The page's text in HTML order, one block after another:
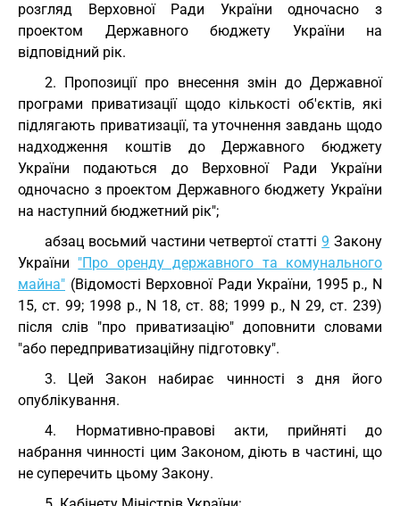
розгляд Верховної Ради України одночасно з
проектом Державного бюджету України на
відповідний рік.
2. Пропозиції про внесення змін до Державної
програми приватизації щодо кількості об'єктів, які
підлягають приватизації, та уточнення завдань щодо
надходження коштів до Державного бюджету
України подаються до Верховної Ради України
одночасно з проектом Державного бюджету України
на наступний бюджетний рік";
абзац восьмий частини четвертої статті9 Закону
України "Про оренду державного та комунального
майна" (Відомості Верховної Ради України, 1995 р., N
15, ст. 99; 1998 р., N 18, ст. 88; 1999 р., N 29, ст. 239)
після слів "про приватизацію" доповнити словами
"або передприватизаційну підготовку".
3. Цей Закон набирає чинності з дня його
опублікування.
4. Нормативно-правові акти, прийняті до
набрання чинності цим Законом, діють в частині, що
не суперечить цьому Закону.